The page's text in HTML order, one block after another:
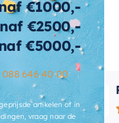
128 KG
afvoerplug Ja
2 jaar
Pam
€1000,-
€2500,-
€5000,-
088 646 40 00
artikelen of in
vraag naar de